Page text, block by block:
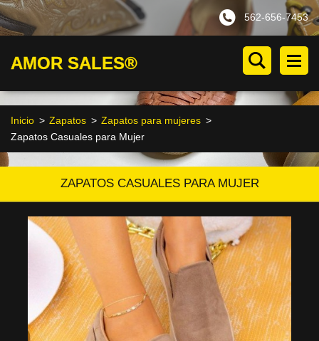
562-656-7453
AMOR SALES®
Inicio > Zapatos > Zapatos para mujeres >
Zapatos Casuales para Mujer
ZAPATOS CASUALES PARA MUJER